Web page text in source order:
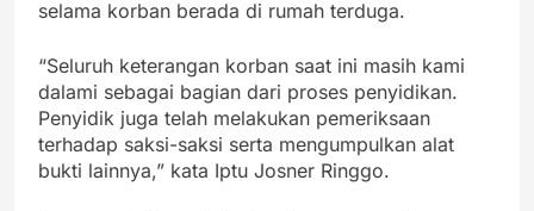
selama korban berada di rumah terduga.
“Seluruh keterangan korban saat ini masih kami
dalami sebagai bagian dari proses penyidikan.
Penyidik juga telah melakukan pemeriksaan
terhadap saksi-saksi serta mengumpulkan alat
bukti lainnya,” kata Iptu Josner Ringgo.